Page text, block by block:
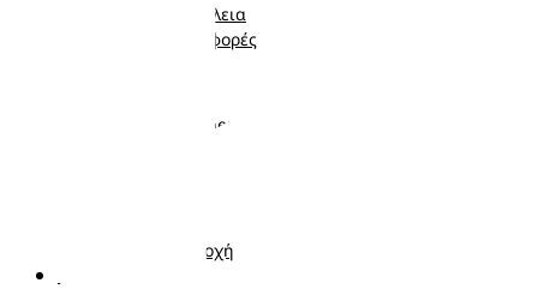
Ποιότητα και Ασφάλεια
Κουπόνια και προσφορές
Σχετικά με τα Pampers
Αλλαγή χώρα/περιοχή